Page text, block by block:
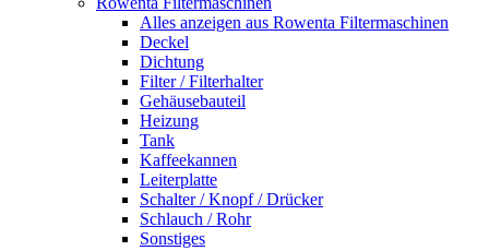
Alles anzeigen aus Rowenta Filtermaschinen
Deckel
Dichtung
Filter / Filterhalter
Gehäusebauteil
Heizung
Tank
Kaffeekannen
Leiterplatte
Schalter / Knopf / Drücker
Schlauch / Rohr
Sonstiges